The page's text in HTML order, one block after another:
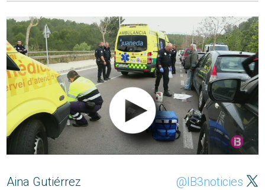
Aina Gutiérrez @IB3noticies